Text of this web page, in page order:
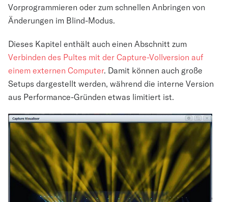
Vorprogrammieren oder zum schnellen Anbringen von
Änderungen im Blind-Modus.
Dieses Kapitel enthält auch einen Abschnitt zum
Verbinden des Pultes mit der Capture-Vollversion auf
einem externen Computer. Damit können auch große
Setups dargestellt werden, während die interne Version
aus Performance-Gründen etwas limitiert ist.